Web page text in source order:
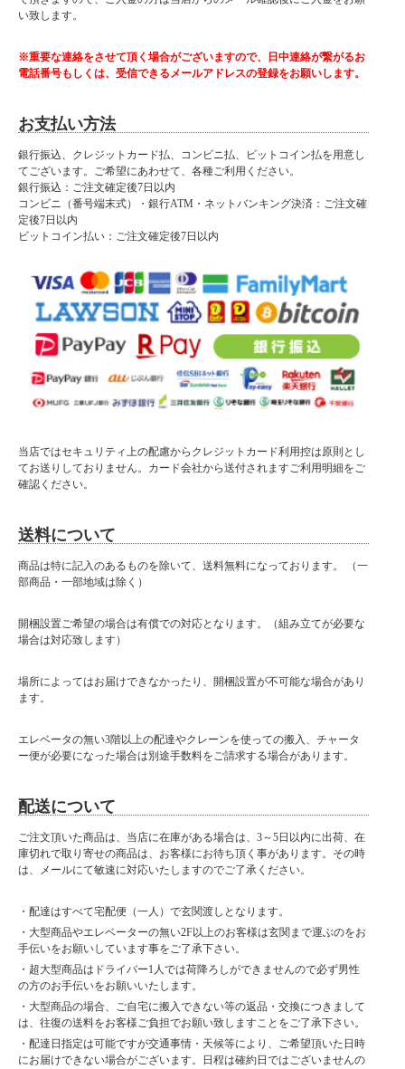
い致します。
※重要な連絡をさせて頂く場合がございますので、日中連絡が繋がるお
電話番号もしくは、受信できるメールアドレスの登録をお願いします。
お支払い方法
銀行振込、クレジットカード払、コンビニ払、ビットコイン払を用意し
てございます。ご希望にあわせて、各種ご利用ください。
銀行振込：ご注文確定後7日以内
コンビニ（番号端末式）・銀行ATM・ネットバンキング決済：ご注文確
定後7日以内
ビットコイン払い：ご注文確定後7日以内
当店ではセキュリティ上の配慮からクレジットカード利用控は原則とし
てお送りしておりません。カード会社から送付されますご利用明細をご
確認ください。
送料について
商品は特に記入のあるものを除いて、送料無料になっております。 （一
部商品・一部地域は除く）
開梱設置ご希望の場合は有償での対応となります。（組み立てが必要な
場合は対応致します）
場所によってはお届けできなかったり、開梱設置が不可能な場合があり
ます。
エレベータの無い3階以上の配達やクレーンを使っての搬入、チャータ
ー便が必要になった場合は別途手数料をご請求する場合があります。
配送について
ご注文頂いた商品は、当店に在庫がある場合は、3～5日以内に出荷、在
庫切れで取り寄せの商品は、お客様にお待ち頂く事があります。その時
は、メールにて敏速に対応いたしますのでご了承ください。
・配達はすべて宅配便（一人）で玄関渡しとなります。
・大型商品やエレベーターの無い2F以上のお客様は玄関まで運ぶのをお
手伝いをお願いしています事をご了承下さい。
・超大型商品はドライバー1人では荷降ろしができませんので必ず男性
の方のお手伝いをお願いいたします。
・大型商品の場合、ご自宅に搬入できない等の返品・交換につきまして
は、往復の送料をお客様ご負担でお願い致しますことをご了承下さい。
・配達日指定は可能ですが交通事情・天候等により、ご希望頂いた日時
にお届けできない場合がございます。日程は確約日ではございませんの